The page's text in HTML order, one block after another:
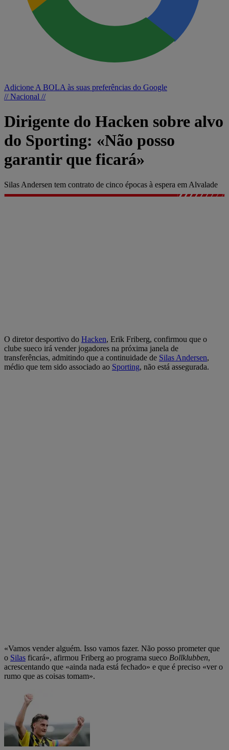
Adicione A BOLA às suas preferências do Google
// Nacional //
Dirigente do Hacken sobre alvo
do Sporting: «Não posso
garantir que ficará»
Silas Andersen tem contrato de cinco épocas à espera em Alvalade
O diretor desportivo do Hacken, Erik Friberg, confirmou que o
clube sueco irá vender jogadores na próxima janela de
transferências, admitindo que a continuidade de Silas Andersen,
médio que tem sido associado ao Sporting, não está assegurada.
«Vamos vender alguém. Isso vamos fazer. Não posso prometer que
o Silas ficará», afirmou Friberg ao programa sueco Bollklubben,
acrescentando que «ainda nada está fechado» e que é preciso «ver o
rumo que as coisas tomam».